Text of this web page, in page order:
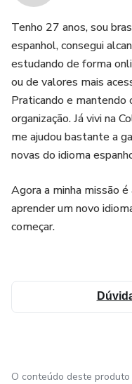
Tenho 27 anos, sou
espanhol, consegui
estudando de forma
ou de valores mais
Praticando e
organização. Já vivi na
me ajudou bastante a
novas do idioma
Agora a minha missão
aprender um novo
começar.
O conteúdo deste